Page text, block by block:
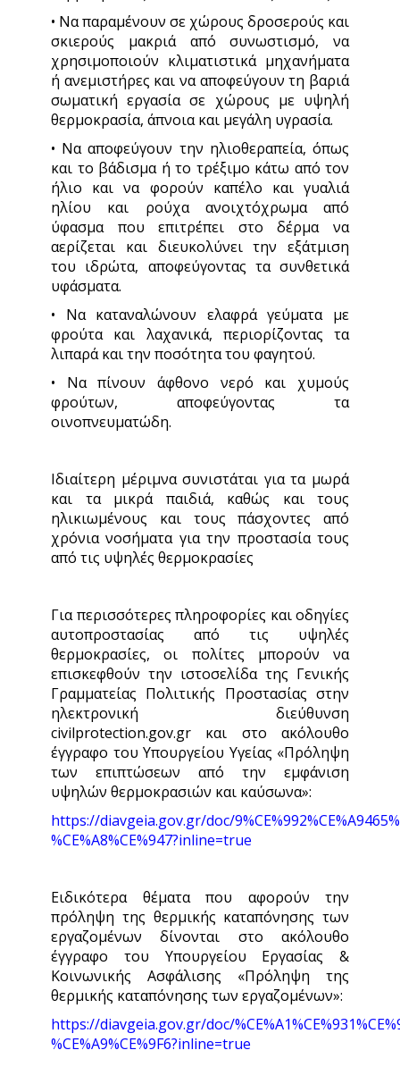
• Να παραμένουν σε χώρους δροσερούς και
σκιερούς μακριά από συνωστισμό, να
χρησιμοποιούν κλιματιστικά μηχανήματα
ή ανεμιστήρες και να αποφεύγουν τη βαριά
σωματική εργασία σε χώρους με υψηλή
θερμοκρασία, άπνοια και μεγάλη υγρασία.
• Να αποφεύγουν την ηλιοθεραπεία, όπως
και το βάδισμα ή το τρέξιμο κάτω από τον
ήλιο και να φορούν καπέλο και γυαλιά
ηλίου και ρούχα ανοιχτόχρωμα από
ύφασμα που επιτρέπει στο δέρμα να
αερίζεται και διευκολύνει την εξάτμιση
του ιδρώτα, αποφεύγοντας τα συνθετικά
υφάσματα.
• Να καταναλώνουν ελαφρά γεύματα με
φρούτα και λαχανικά, περιορίζοντας τα
λιπαρά και την ποσότητα του φαγητού.
• Να πίνουν άφθονο νερό και χυμούς
φρούτων, αποφεύγοντας τα
οινοπνευματώδη.
Ιδιαίτερη μέριμνα συνιστάται για τα μωρά
και τα μικρά παιδιά, καθώς και τους
ηλικιωμένους και τους πάσχοντες από
χρόνια νοσήματα για την προστασία τους
από τις υψηλές θερμοκρασίες
Για περισσότερες πληροφορίες και οδηγίες
αυτοπροστασίας από τις υψηλές
θερμοκρασίες, οι πολίτες μπορούν να
επισκεφθούν την ιστοσελίδα της Γενικής
Γραμματείας Πολιτικής Προστασίας στην
ηλεκτρονική διεύθυνση
civilprotection.gov.gr και στο ακόλουθο
έγγραφο του Υπουργείου Υγείας «Πρόληψη
των επιπτώσεων από την εμφάνιση
υψηλών θερμοκρασιών και καύσωνα»:
https://diavgeia.gov.gr/doc/
%CE%A8%CE%947?inline=true
Ειδικότερα θέματα που αφορούν την
πρόληψη της θερμικής καταπόνησης των
εργαζομένων δίνονται στο ακόλουθο
έγγραφο του Υπουργείου Εργασίας &
Κοινωνικής Ασφάλισης «Πρόληψη της
θερμικής καταπόνησης των εργαζομένων»:
https://diavgeia.gov.gr/doc/
%CE%A9%CE%9F6?inline=true